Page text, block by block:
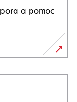
a pomoc